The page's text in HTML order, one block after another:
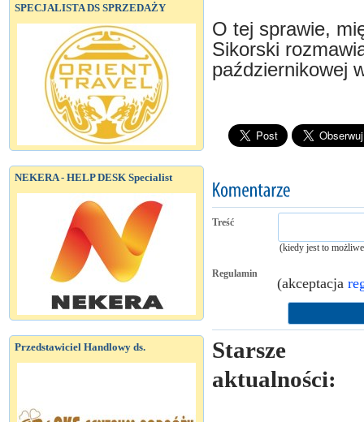
SPECJALISTA DS SPRZEDAŻY
NEKERA - HELP DESK Specialist
Przedstawiciel Handlowy ds.
O tej sprawie,
Sikorski
październikowej
Treść
(kiedy jest to
Regulamin
(akceptacja
Starsze
aktualności: